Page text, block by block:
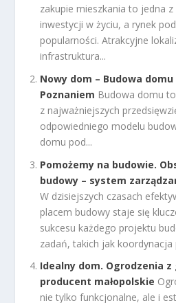
zakupie mieszkania to jedna
inwestycji w życiu, a rynek
popularności. Atrakcyjne
infrastruktura...
Nowy dom – Budowa
Poznaniem Budowa domu
z najważniejszych
odpowiedniego modelu
domu pod...
Pomożemy na budowie.
budowy – system
W dzisiejszych czasach
placem budowy staje się
sukcesu każdego projektu
zadań, takich jak koordynacja
Idealny dom. Ogrodzenia z
producent małopolskie
nie tylko funkcjonalne, ale i